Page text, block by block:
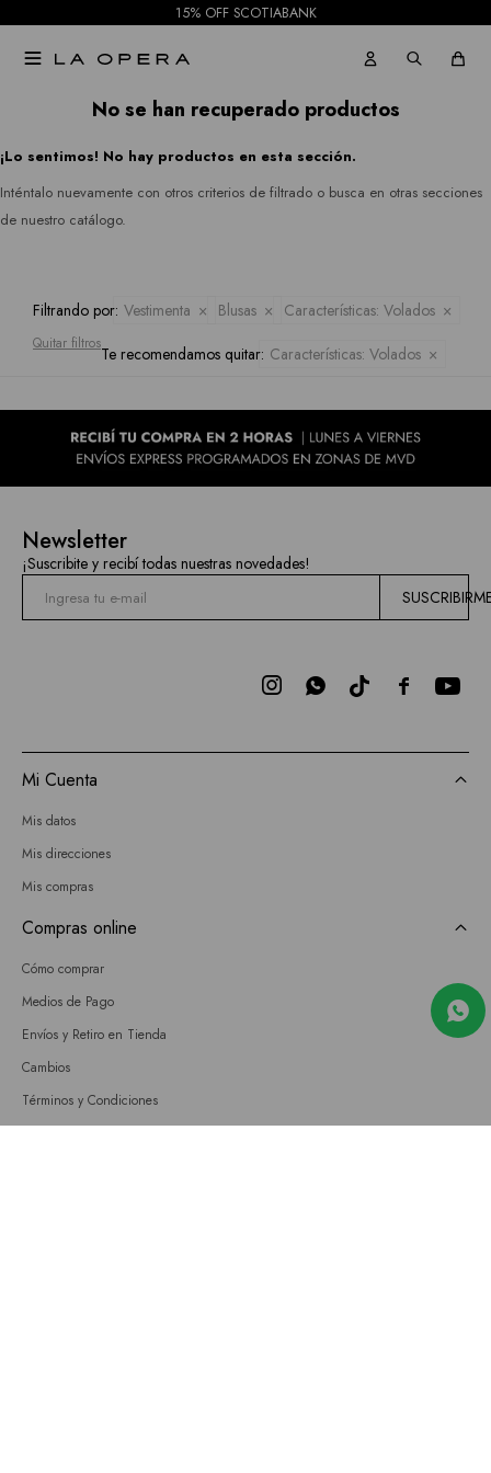
15% OFF SCOTIABANK

No se han recuperado productos
¡Lo sentimos! No hay productos en esta sección.
Inténtalo nuevamente con otros criterios de filtrado o busca en otras secciones
de nuestro catálogo.
Filtrando por: Vestimenta Blusas Características: Volados
Quitar filtrosTe recomendamos quitar: Características: Volados
Newsletter
¡Suscribite y recibí todas nuestras novedades!

 
Mi Cuenta
Mis datos
Mis direcciones
Mis compras
Compras online
Cómo comprar
Medios de Pago
Envíos y Retiro en Tienda
Cambios
Términos y Condiciones
Gabardinas
Kimonos
Jeans
Shorts
Mallas
&
Royalty
Collection
Sioni
Sophie
Allie
Air
Elan
BCBGMAXAZRIA
las
Jeans
Shorts
Mallas